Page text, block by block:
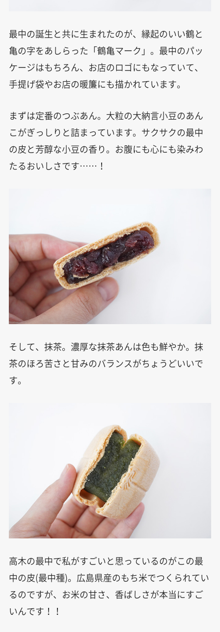
最中の誕生と共に生まれたのが、縁起のいい鶴と
亀の字をあしらった「鶴亀マーク」。最中のパッ
ケージはもちろん、お店のロゴにもなっていて、
手提げ袋やお店の暖簾にも描かれています。
まずは定番のつぶあん。大粒の大納言小豆のあん
こがぎっしりと詰まっています。サクサクの最中
の皮と芳醇な小豆の香り。お腹にも心にも染みわ
たるおいしさです……！
そして、抹茶。濃厚な抹茶あんは色も鮮やか。抹
茶のほろ苦さと甘みのバランスがちょうどいいで
す。
高木の最中で私がすごいと思っているのがこの最
中の皮(最中種)。広島県産のもち米でつくられてい
るのですが、お米の甘さ、香ばしさが本当にすご
いんです！！